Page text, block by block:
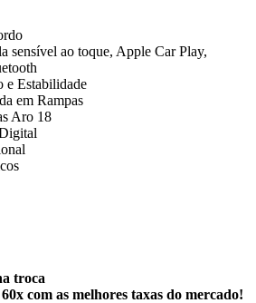
sensível ao toque, Apple Car Play,
e Estabilidade
em Rampas
Aro 18
troca
com as melhores taxas do mercado!